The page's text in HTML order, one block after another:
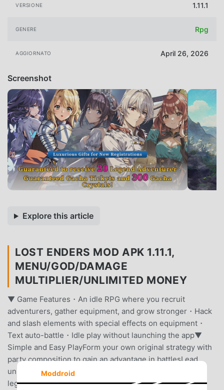
VERSIONE 1.11.1
GENERE Rpg
AGGIORNATO April 26, 2026
Screenshot
Explore this article
LOST ENDERS MOD APK 1.11.1,
MENU/GOD/DAMAGE
MULTIPLIER/UNLIMITED MONEY
▼ Game Features・An idle RPG where you recruit
adventurers, gather equipment, and grow stronger・Hack
and slash elements with special effects on equipment・
Text auto-battle・Idle play without launching the app▼
Simple and Easy PlayForm your own original strategy with
party composition to gain an advantage in battlesLead
unique companions to conquer dungeons and obtain
legendary treasures▼ Set off to the dungeon! 3x speed
Moddroid